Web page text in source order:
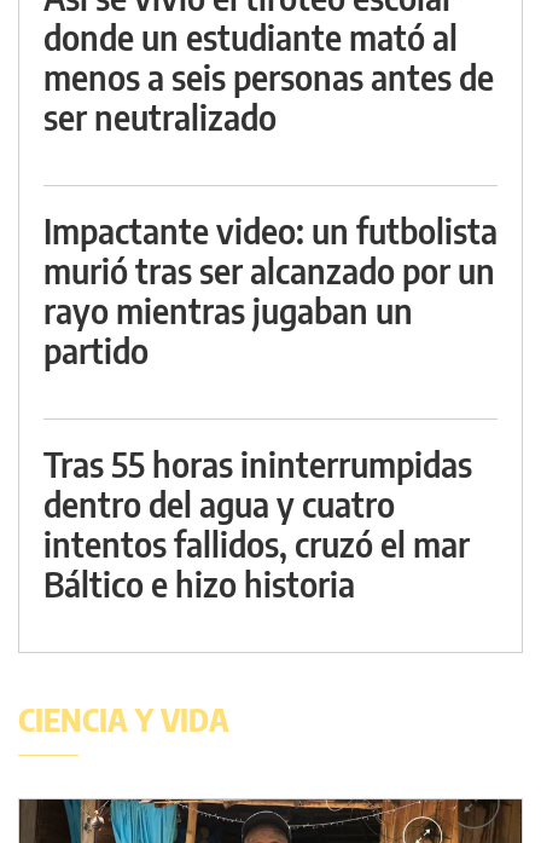
donde un estudiante mató al
menos a seis personas antes de
ser neutralizado
Impactante video: un futbolista
murió tras ser alcanzado por un
rayo mientras jugaban un
partido
Tras 55 horas ininterrumpidas
dentro del agua y cuatro
intentos fallidos, cruzó el mar
Báltico e hizo historia
CIENCIA Y VIDA